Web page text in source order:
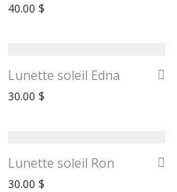
40.00 $
Lunette soleil Edna
30.00 $
Lunette soleil Ron
30.00 $